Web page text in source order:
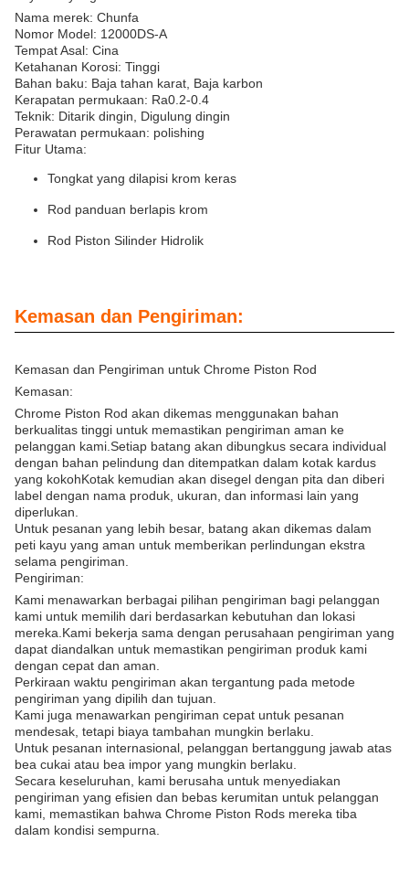
Nama merek: Chunfa
Nomor Model: 12000DS-A
Tempat Asal: Cina
Ketahanan Korosi: Tinggi
Bahan baku: Baja tahan karat, Baja karbon
Kerapatan permukaan: Ra0.2-0.4
Teknik: Ditarik dingin, Digulung dingin
Perawatan permukaan: polishing
Fitur Utama:
Tongkat yang dilapisi krom keras
Rod panduan berlapis krom
Rod Piston Silinder Hidrolik
Kemasan dan Pengiriman:
Kemasan dan Pengiriman untuk Chrome Piston Rod
Kemasan:
Chrome Piston Rod akan dikemas menggunakan bahan
berkualitas tinggi untuk memastikan pengiriman aman ke
pelanggan kami.Setiap batang akan dibungkus secara individual
dengan bahan pelindung dan ditempatkan dalam kotak kardus
yang kokohKotak kemudian akan disegel dengan pita dan diberi
label dengan nama produk, ukuran, dan informasi lain yang
diperlukan.
Untuk pesanan yang lebih besar, batang akan dikemas dalam
peti kayu yang aman untuk memberikan perlindungan ekstra
selama pengiriman.
Pengiriman:
Kami menawarkan berbagai pilihan pengiriman bagi pelanggan
kami untuk memilih dari berdasarkan kebutuhan dan lokasi
mereka.Kami bekerja sama dengan perusahaan pengiriman yang
dapat diandalkan untuk memastikan pengiriman produk kami
dengan cepat dan aman.
Perkiraan waktu pengiriman akan tergantung pada metode
pengiriman yang dipilih dan tujuan.
Kami juga menawarkan pengiriman cepat untuk pesanan
mendesak, tetapi biaya tambahan mungkin berlaku.
Untuk pesanan internasional, pelanggan bertanggung jawab atas
bea cukai atau bea impor yang mungkin berlaku.
Secara keseluruhan, kami berusaha untuk menyediakan
pengiriman yang efisien dan bebas kerumitan untuk pelanggan
kami, memastikan bahwa Chrome Piston Rods mereka tiba
dalam kondisi sempurna.